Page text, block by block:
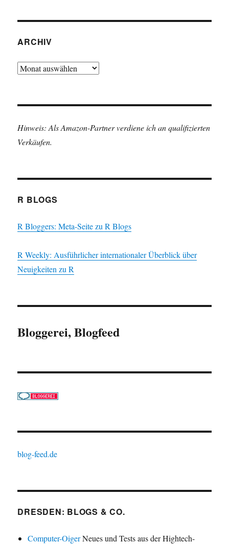
ARCHIV
Archiv
Hinweis: Als Amazon-Partner verdiene ich an qualifizierten
Verkäufen.
R BLOGS
R Bloggers: Meta-Seite zu R Blogs
R Weekly: Ausführlicher internationaler Überblick über
Neuigkeiten zu R
Bloggerei, Blogfeed
blog-feed.de
DRESDEN: BLOGS & CO.
Computer-OigerNeues und Tests aus der Hightech-